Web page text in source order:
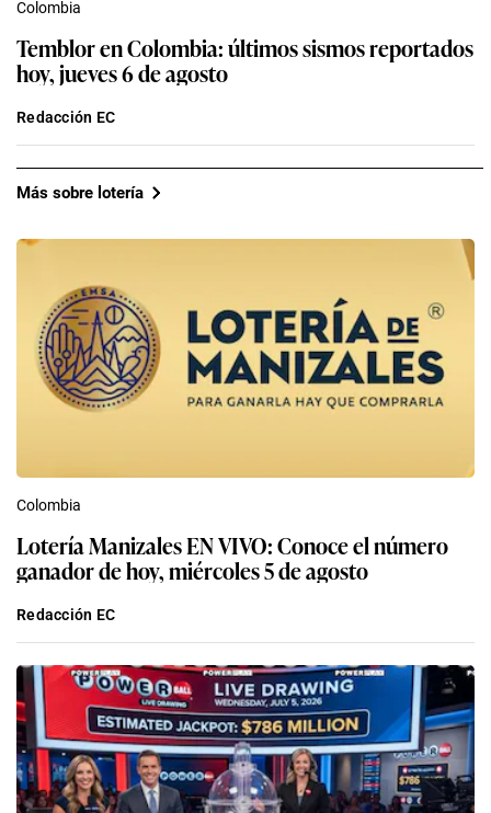
Colombia
Temblor en Colombia: últimos sismos reportados
hoy, jueves 6 de agosto
Redacción EC
Más sobre lotería
Colombia
Lotería Manizales EN VIVO: Conoce el número
ganador de hoy, miércoles 5 de agosto
Redacción EC